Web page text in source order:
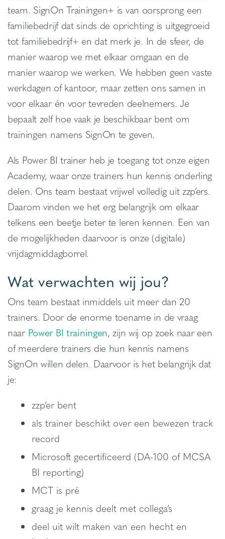
team. SignOn Trainingen+ is van oorsprong een
familiebedrijf dat sinds de oprichting is uitgegroeid
tot familiebedrijf+ en dat merk je. In de sfeer, de
manier waarop we met elkaar omgaan en de
manier waarop we werken. We hebben geen vaste
werkdagen of kantoor, maar zetten ons samen in
voor elkaar én voor tevreden deelnemers. Je
bepaalt zelf hoe vaak je beschikbaar bent om
trainingen namens SignOn te geven.
Als Power BI trainer heb je toegang tot onze eigen
Academy, waar onze trainers hun kennis onderling
delen. Ons team bestaat vrijwel volledig uit zzp’ers.
Daarom vinden we het erg belangrijk om elkaar
telkens een beetje beter te leren kennen. Een van
de mogelijkheden daarvoor is onze (digitale)
vrijdagmiddagborrel.
Wat verwachten wij jou?
Ons team bestaat inmiddels uit meer dan 20
trainers. Door de enorme toename in de vraag
naar Power BI trainingen, zijn wij op zoek naar een
of meerdere trainers die hun kennis namens
SignOn willen delen. Daarvoor is het belangrijk dat
je:
zzp’er bent
als trainer beschikt over een bewezen track
record
Microsoft gecertificeerd (DA-100 of MCSA
BI reporting)
MCT is pré
graag je kennis deelt met collega’s
deel uit wilt maken van een hecht en